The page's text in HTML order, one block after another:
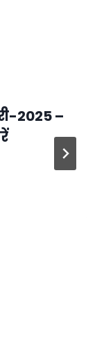
2025 –